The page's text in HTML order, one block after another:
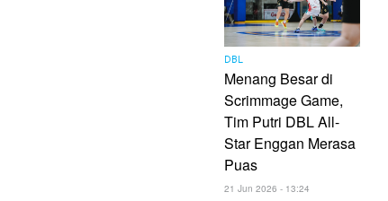
DBL
Menang Besar di
Scrimmage Game,
Tim Putri DBL All-
Star Enggan Merasa
Puas
21 Jun 2026 - 13:24